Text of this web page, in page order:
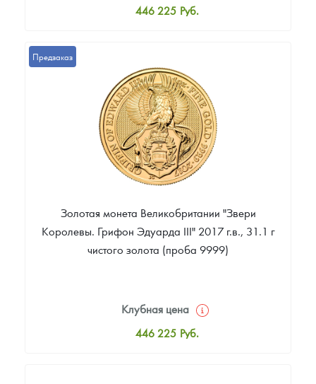
446 225 Руб.
Цена выкупа
388 587 Руб.
Предзаказ
Золотая монета Великобритании "Звери
Королевы. Грифон Эдуарда III" 2017 г.в., 31.1 г
чистого золота (проба 9999)
Клубная цена
446 225 Руб.